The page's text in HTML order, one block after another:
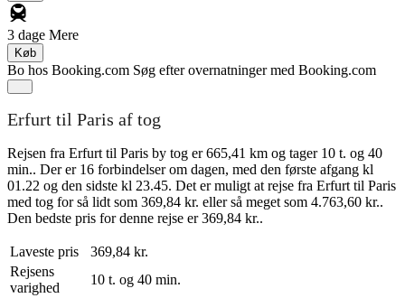
3 dage Mere
Køb
Bo hos Booking.com Søg efter overnatninger med Booking.com
Erfurt til Paris af tog
Rejsen fra Erfurt til Paris by tog er 665,41 km og tager 10 t. og 40
min.. Der er 16 forbindelser om dagen, med den første afgang kl
01.22 og den sidste kl 23.45. Det er muligt at rejse fra Erfurt til Paris
med tog for så lidt som 369,84 kr. eller så meget som 4.763,60 kr..
Den bedste pris for denne rejse er 369,84 kr..
Laveste pris
369,84 kr.
Rejsens
varighed
10 t. og 40 min.